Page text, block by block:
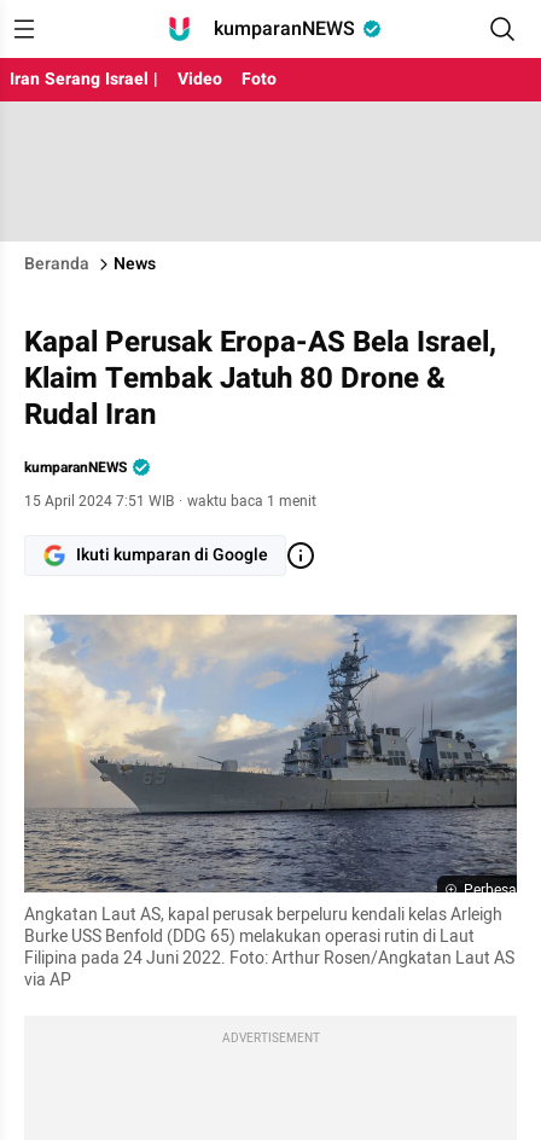
kumparanNEWS
Iran Serang Israel | Video Foto
Beranda News
Kapal Perusak Eropa-AS Bela Israel,
Klaim Tembak Jatuh 80 Drone &
Rudal Iran
kumparanNEWS
15 April 2024 7:51 WIB · waktu baca 1 menit
Ikuti kumparan di Google
Perbesar
Angkatan Laut AS, kapal perusak berpeluru kendali kelas Arleigh
Burke USS Benfold (DDG 65) melakukan operasi rutin di Laut
Filipina pada 24 Juni 2022. Foto: Arthur Rosen/Angkatan Laut AS
via AP
ADVERTISEMENT